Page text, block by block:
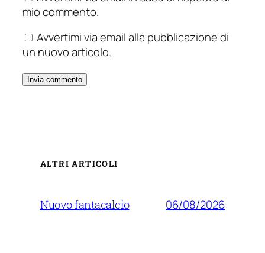
mio commento.
Avvertimi via email alla pubblicazione di
un nuovo articolo.
ALTRI ARTICOLI
Nuovo fantacalcio 06/08/2026